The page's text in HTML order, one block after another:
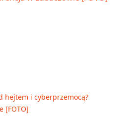
hejtem i cyberprzemocą?
[FOTO]